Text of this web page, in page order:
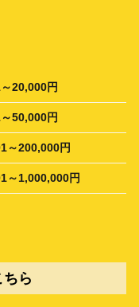
20,000円
50,000円
～200,000円
～1,000,000円
ら